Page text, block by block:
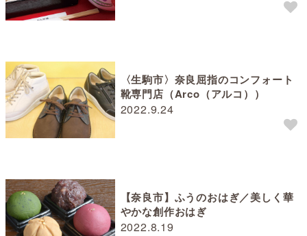
2022.9.24
〈生駒市〉奈良屈指のコンフォート
靴専門店（Arco（アルコ））
2022.8.19
【奈良市】ふうのおはぎ／美しく華
やかな創作おはぎ